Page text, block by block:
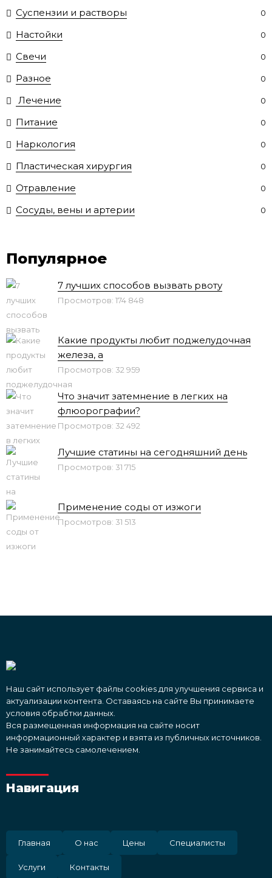
Суспензии и растворы 0
Настойки 0
Свечи 0
Разное 0
Лечение 0
Питание 0
Наркология 0
Пластическая хирургия 0
Отравление 0
Сосуды, вены и артерии 0
Популярное
7 лучших способов вызвать рвоту
Просмотров: 174 848
Какие продукты любит поджелудочная
железа, а
Просмотров: 32 959
Что значит затемнение в легких на
флюорографии?
Просмотров: 32 492
Лучшие статины на сегодняшний день
Просмотров: 31 715
Применение соды от изжоги
Просмотров: 31 513
Наш сайт использует файлы cookies для улучшения сервиса и
актуализации контента. Оставаясь на сайте Вы принимаете
условия обрабтки данных.
Вся размещенная информация на сайте носит
информационный характер и взята из публичных источников.
Не занимайтесь самолечением.
Навигация
Главная О нас Цены Специалисты
Услуги Контакты